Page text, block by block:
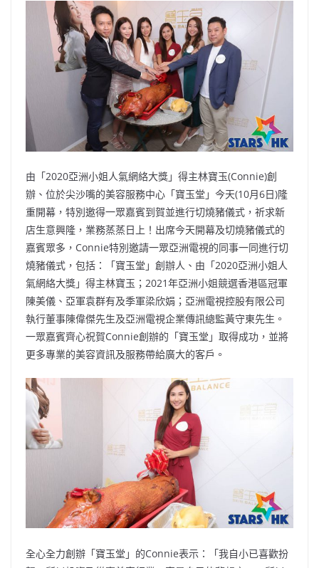
e
b
o
o
W
ei
b
o
s
A
p
p
h
at
er l y
n
k
由「2020亞洲小姐人氣網絡大獎」得主林寶玉(Connie)創
辦、位於尖沙嘴的美容服務中心「寶玉堂」今天(10月6日)隆
重開幕，特別邀得一眾嘉賓到賀並進行切燒豬儀式，祈求新
店生意興隆，業務蒸蒸日上！出席今天開幕及切燒豬儀式的
嘉賓眾多，Connie特別邀請一眾亞洲電視的同事一同進行切
燒豬儀式，包括：「寶玉堂」創辦人、由「2020亞洲小姐人
氣網絡大獎」得主林寶玉；2021年亞洲小姐競選香港區冠軍
陳美儀、亞軍袁群有及季軍梁欣娟；亞洲電視控股有限公司
執行董事陳偉傑先生及亞洲電視企業傳訊總監黃守東先生。
一眾嘉賓齊心祝賀Connie創辦的「寶玉堂」取得成功，並將
更多專業的美容資訊及服務帶給廣大的客戶。
全心全力創辦「寶玉堂」的Connie表示：「我自小已喜歡扮